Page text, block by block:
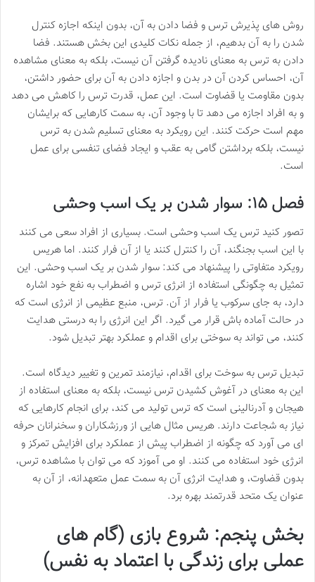
روش های پذیرش ترس و فضا دادن به آن، بدون اینکه اجازه کنترل
شدن را به آن بدهیم، از جمله نکات کلیدی این بخش هستند. فضا
دادن به ترس به معنای نادیده گرفتن آن نیست، بلکه به معنای مشاهده
آن، احساس کردن آن در بدن و اجازه دادن به آن برای حضور داشتن،
بدون مقاومت یا قضاوت است. این عمل، قدرت ترس را کاهش می دهد
و به افراد اجازه می دهد تا با وجود آن، به سمت کارهایی که برایشان
مهم است حرکت کنند. این رویکرد به معنای تسلیم شدن به ترس
نیست، بلکه برداشتن گامی به عقب و ایجاد فضای تنفسی برای عمل
است.
فصل ۱۵: سوار شدن بر یک اسب وحشی
تصور کنید ترس یک اسب وحشی است. بسیاری از افراد سعی می کنند
با این اسب بجنگند، آن را کنترل کنند یا از آن فرار کنند. اما هریس
رویکرد متفاوتی را پیشنهاد می کند: سوار شدن بر یک اسب وحشی. این
تمثیل به چگونگی استفاده از انرژی ترس و اضطراب به نفع خود اشاره
دارد، به جای سرکوب یا فرار از آن. ترس، منبع عظیمی از انرژی است که
در حالت آماده باش قرار می گیرد. اگر این انرژی را به درستی هدایت
کنند، می تواند به سوختی برای اقدام و عملکرد بهتر تبدیل شود.
تبدیل ترس به سوخت برای اقدام، نیازمند تمرین و تغییر دیدگاه است.
این به معنای در آغوش کشیدن ترس نیست، بلکه به معنای استفاده از
هیجان و آدرنالینی است که ترس تولید می کند، برای انجام کارهایی که
نیاز به شجاعت دارند. هریس مثال هایی از ورزشکاران و سخنرانان حرفه
ای می آورد که چگونه از اضطراب پیش از عملکرد برای افزایش تمرکز و
انرژی خود استفاده می کنند. او می آموزد که می توان با مشاهده ترس،
بدون قضاوت، و هدایت انرژی آن به سمت عمل متعهدانه، از آن به
عنوان یک متحد قدرتمند بهره برد.
بخش پنجم: شروع بازی (گام های
عملی برای زندگی با اعتماد به نفس)